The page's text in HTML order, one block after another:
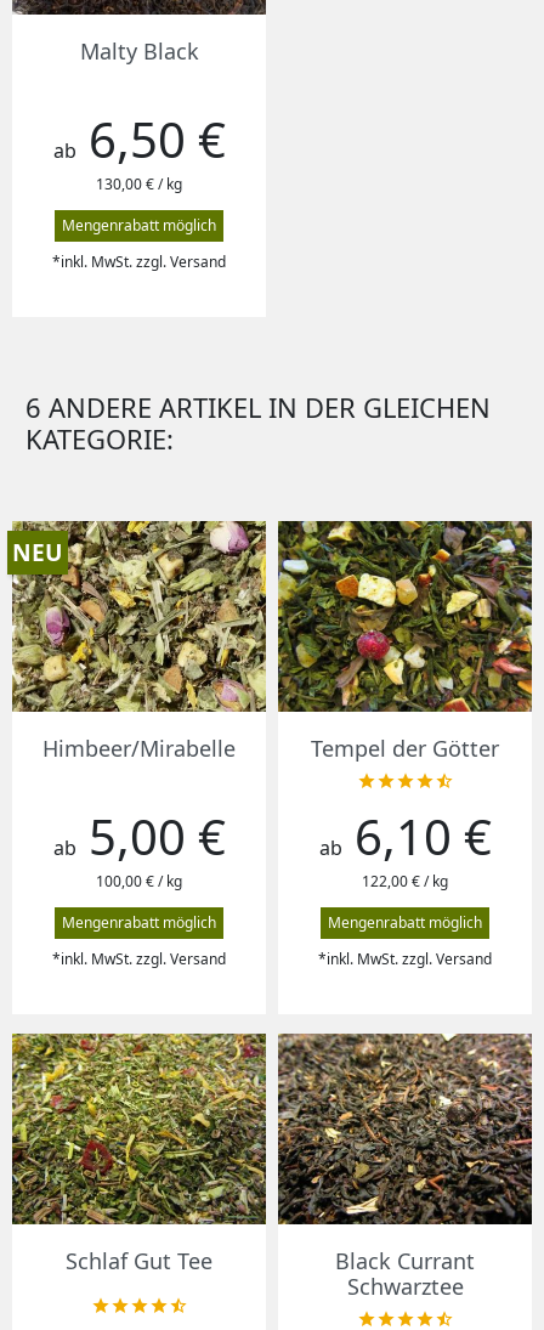
Malty Black
Preis
ab 6,50 €
130,00 € / kg
Mengenrabatt möglich
*inkl. MwSt. zzgl. Versand
6 ANDERE ARTIKEL IN DER GLEICHEN
KATEGORIE:
Himbeer/Mirabelle
Preis
ab 5,00 €
100,00 € / kg
Mengenrabatt möglich
*inkl. MwSt. zzgl. Versand
NEU
Tempel der Götter

Preis
ab 6,10 €
122,00 € / kg
Mengenrabatt möglich
*inkl. MwSt. zzgl. Versand
Schlaf Gut Tee

Black Currant
Schwarztee
